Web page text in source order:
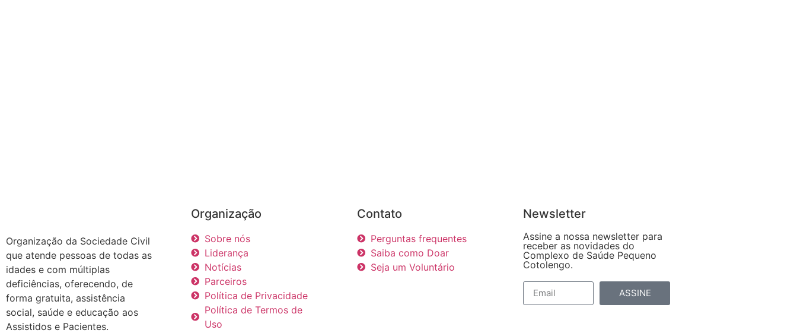
Organização da Sociedade Civil
que atende pessoas de todas as
idades e com múltiplas
deficiências, oferecendo, de
forma gratuita, assistência
social, saúde e educação aos
Assistidos e Pacientes.
Organização
Sobre nós
Liderança
Notícias
Parceiros
Política de Privacidade
Política de Termos de
Uso
Contato
Perguntas frequentes
Saiba como Doar
Seja um Voluntário
Newsletter
Assine a nossa newsletter para
receber as novidades do
Complexo de Saúde Pequeno
Cotolengo.
ASSINE